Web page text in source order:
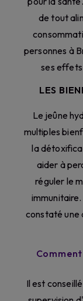
de tout
personnes à
ses
LES
Le jeûne
multiples
la
aider à
réguler le
constaté une
Il est